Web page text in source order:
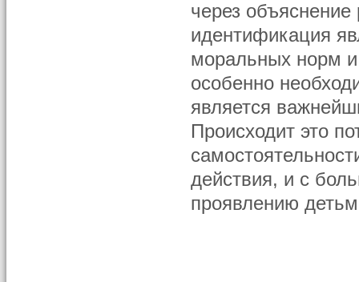
через
идентификация
моральных норм
особенно
является
Происходит это
действия, и с
проявлению